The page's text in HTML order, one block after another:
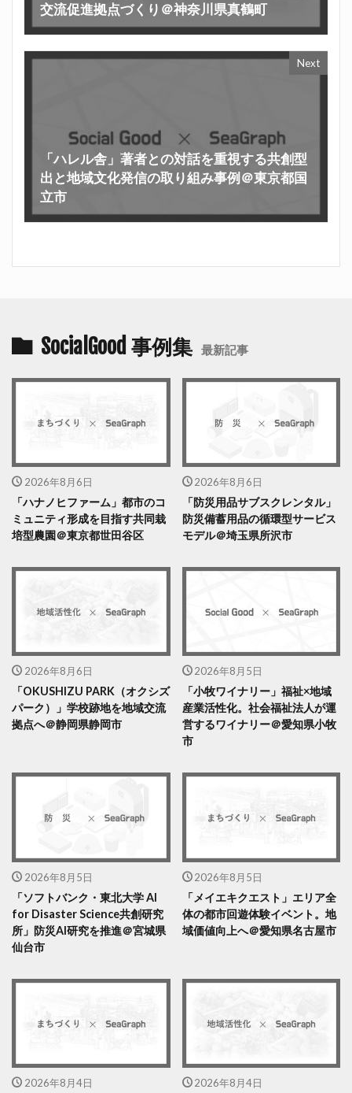
交流促進拠点づくり＠神奈川県真鶴町
Next
「ハレル舎」著者との対話を重視する共創型
出と地域文化発信の取り組み事例＠東京都国
立市
SocialGood 事例集 最新記事
2026年8月6日
「ハナノヒファーム」都市のコ
ミュニティ形成を目指す共同栽
培型農園＠東京都世田谷区
2026年8月6日
「防災用品サブスクレンタル」
防災備蓄用品の循環型サービス
モデル＠埼玉県所沢市
2026年8月6日
「OKUSHIZU PARK（オクシズ
パーク）」学校跡地を地域交流
拠点へ＠静岡県静岡市
2026年8月5日
「小牧ワイナリー」福祉×地域
産業活性化。社会福祉法人が運
営するワイナリー＠愛知県小牧
市
2026年8月5日
「ソフトバンク・東北大学 AI
for Disaster Science共創研究
所」防災AI研究を推進＠宮城県
仙台市
2026年8月5日
「メイエキクエスト」エリア全
体の都市回遊体験イベント。地
域価値向上へ＠愛知県名古屋市
2026年8月4日 2026年8月4日